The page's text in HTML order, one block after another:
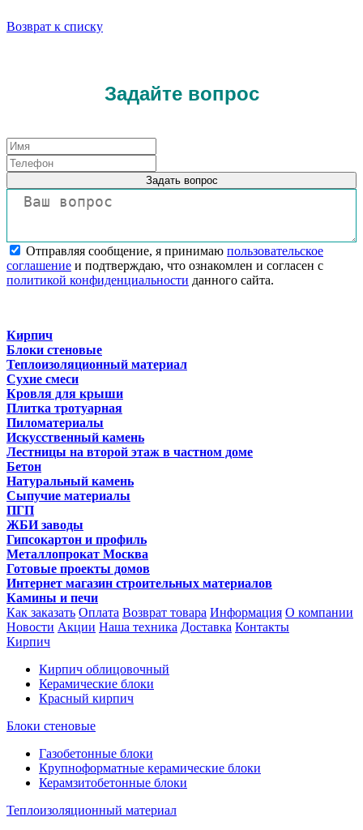
Возврат к списку
Задайте вопрос
Задать вопрос
Отправляя сообщение, я принимаю пользовательское
соглашение и подтверждаю, что ознакомлен и согласен с
политикой конфиденциальности данного сайта.
Кирпич
Блоки стеновые
Теплоизоляционный материал
Сухие смеси
Кровля для крыши
Плитка тротуарная
Пиломатериалы
Искусственный камень
Лестницы на второй этаж в частном доме
Бетон
Натуральный камень
Сыпучие материалы
ПГП
ЖБИ заводы
Гипсокартон и профиль
Металлопрокат Москва
Готовые проекты домов
Интернет магазин строительных материалов
Камины и печи
Как заказать Оплата Возврат товара Информация О компании
Новости Акции Наша техника Доставка Контакты
Кирпич
Кирпич облицовочный
Керамические блоки
Красный кирпич
Блоки стеновые
Газобетонные блоки
Крупноформатные керамические блоки
Керамзитобетонные блоки
Теплоизоляционный материал